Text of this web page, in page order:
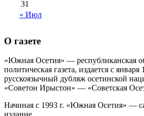
31
« Июл
О газете
«Южная Осетия» — республиканская
политическая газета, издается с января
русскоязычный дубляж осетинской
«Советон Ирыстон» — «Советская
Начиная с 1993 г. «Южная Осетия» —